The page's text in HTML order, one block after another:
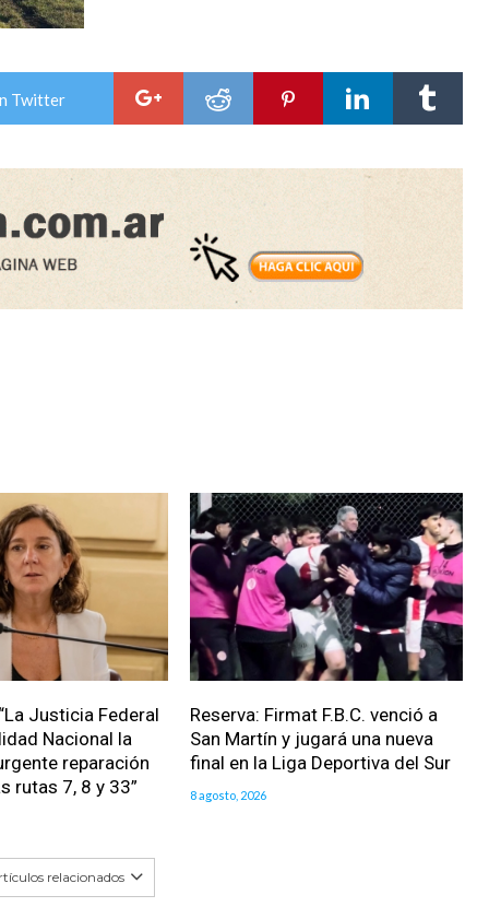
Twitter
Justicia Federal
Nacional la
reparación
rutas 7, 8 y 33”
Reserva: Firmat F.B.C. venció a
San Martín y jugará una nueva
final en la Liga Deportiva del Sur
8 agosto, 2026
relacionados